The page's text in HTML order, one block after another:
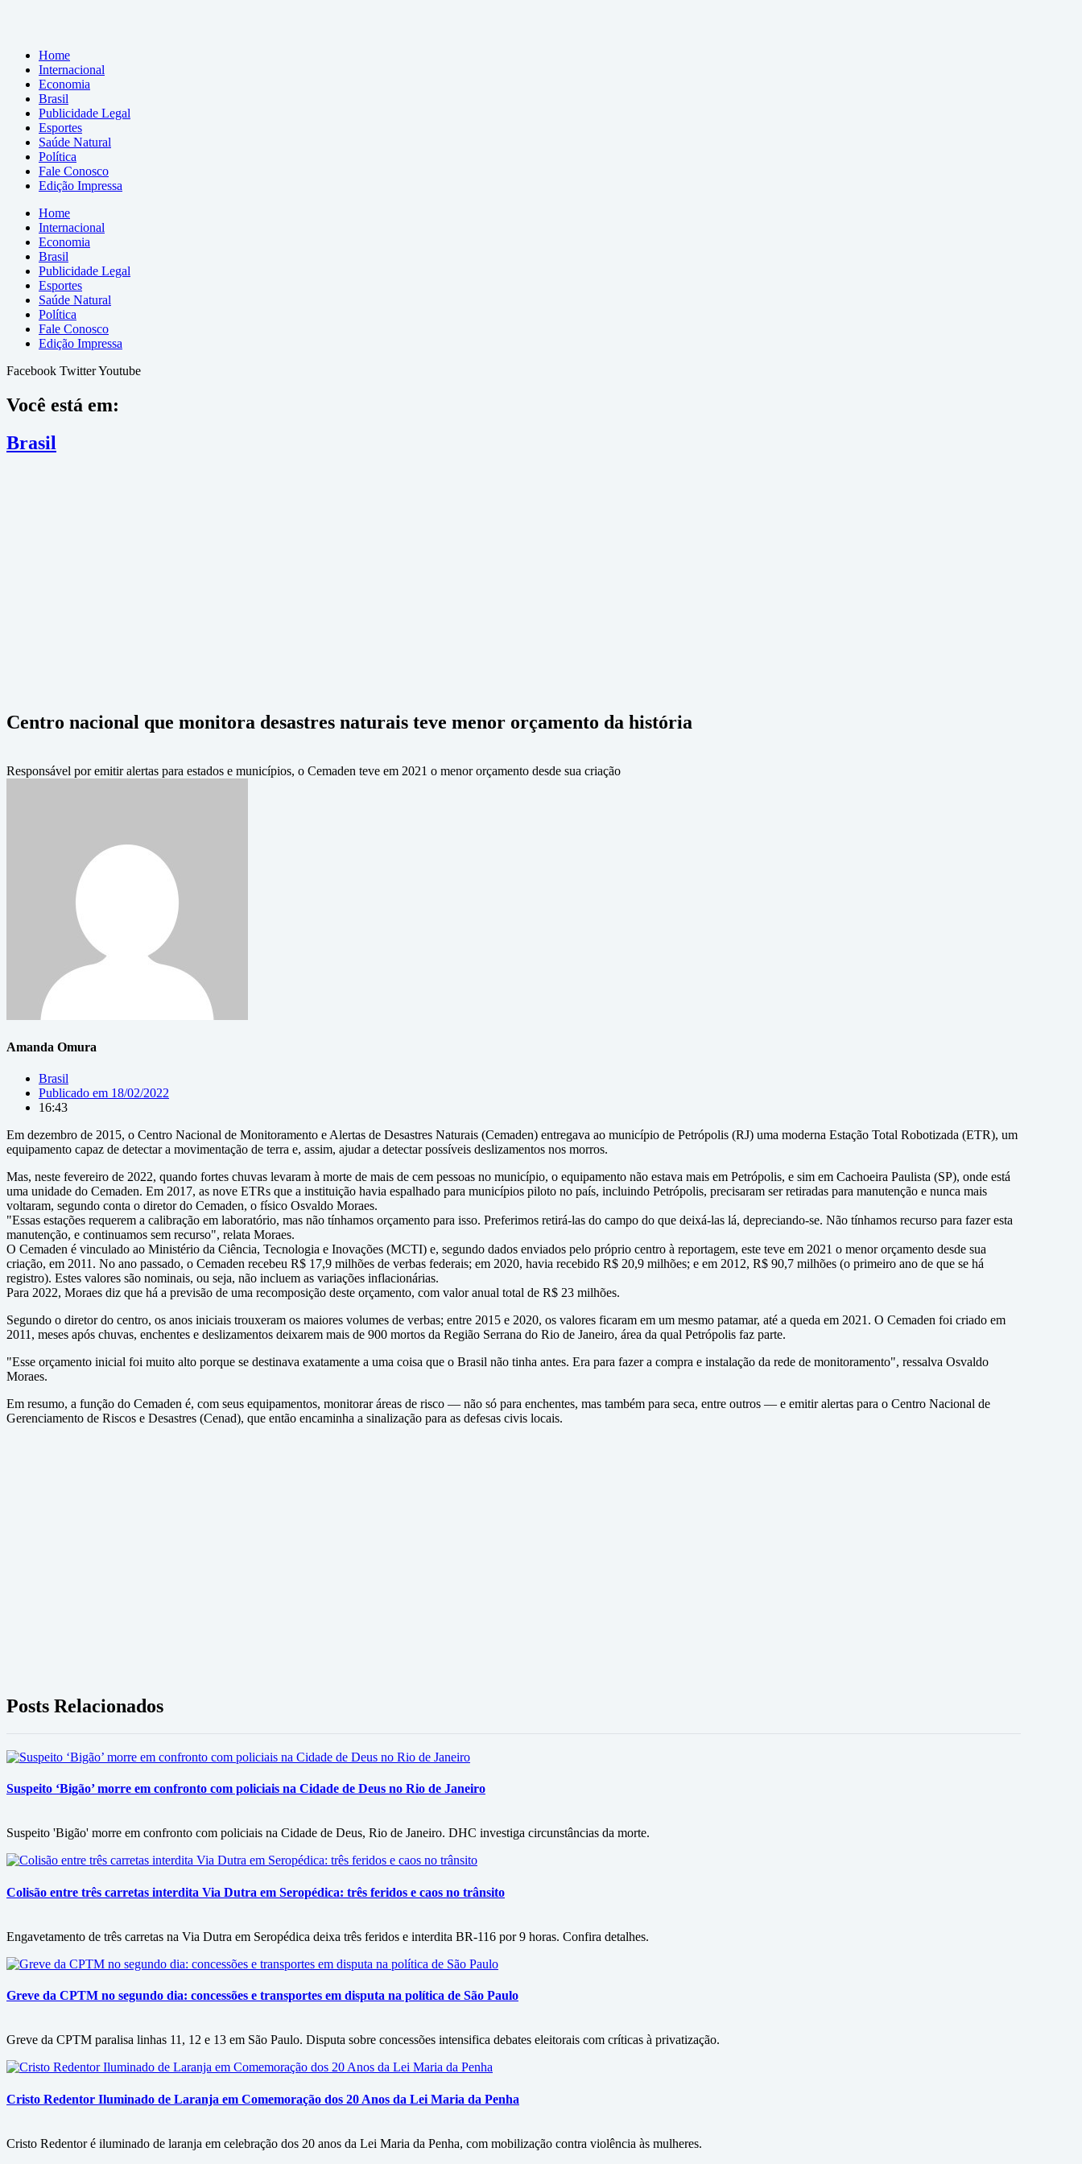
Home
Internacional
Economia
Brasil
Publicidade Legal
Esportes
Saúde Natural
Política
Fale Conosco
Edição Impressa
Home
Internacional
Economia
Brasil
Publicidade Legal
Esportes
Saúde Natural
Política
Fale Conosco
Edição Impressa
Facebook TwitterYoutube
Você está em:
Brasil
Centro nacional que monitora desastres naturais teve menor orçamento da história
Responsável por emitir alertas para estados e municípios, o Cemaden teve em 2021 o menor orçamento desde sua criação
Amanda Omura
Brasil
Publicado em 18/02/2022
16:43
Em dezembro de 2015, o Centro Nacional de Monitoramento e Alertas de Desastres Naturais (Cemaden) entregava ao município de Petrópolis (RJ) uma moderna Estação Total Robotizada (ETR), um
equipamento capaz de detectar a movimentação de terra e, assim, ajudar a detectar possíveis deslizamentos nos morros.
Mas, neste fevereiro de 2022, quando fortes chuvas levaram à morte de mais de cem pessoas no município, o equipamento não estava mais em Petrópolis, e sim em Cachoeira Paulista (SP), onde está
uma unidade do Cemaden. Em 2017, as nove ETRs que a instituição havia espalhado para municípios piloto no país, incluindo Petrópolis, precisaram ser retiradas para manutenção e nunca mais
voltaram, segundo conta o diretor do Cemaden, o físico Osvaldo Moraes.
"Essas estações requerem a calibração em laboratório, mas não tínhamos orçamento para isso. Preferimos retirá-las do campo do que deixá-las lá, depreciando-se. Não tínhamos recurso para fazer esta
manutenção, e continuamos sem recurso", relata Moraes.
O Cemaden é vinculado ao Ministério da Ciência, Tecnologia e Inovações (MCTI) e, segundo dados enviados pelo próprio centro à reportagem, este teve em 2021 o menor orçamento desde sua
criação, em 2011. No ano passado, o Cemaden recebeu R$ 17,9 milhões de verbas federais; em 2020, havia recebido R$ 20,9 milhões; e em 2012, R$ 90,7 milhões (o primeiro ano de que se há
registro). Estes valores são nominais, ou seja, não incluem as variações inflacionárias.
Para 2022, Moraes diz que há a previsão de uma recomposição deste orçamento, com valor anual total de R$ 23 milhões.
Segundo o diretor do centro, os anos iniciais trouxeram os maiores volumes de verbas; entre 2015 e 2020, os valores ficaram em um mesmo patamar, até a queda em 2021. O Cemaden foi criado em
2011, meses após chuvas, enchentes e deslizamentos deixarem mais de 900 mortos da Região Serrana do Rio de Janeiro, área da qual Petrópolis faz parte.
"Esse orçamento inicial foi muito alto porque se destinava exatamente a uma coisa que o Brasil não tinha antes. Era para fazer a compra e instalação da rede de monitoramento", ressalva Osvaldo
Moraes.
Em resumo, a função do Cemaden é, com seus equipamentos, monitorar áreas de risco — não só para enchentes, mas também para seca, entre outros — e emitir alertas para o Centro Nacional de
Gerenciamento de Riscos e Desastres (Cenad), que então encaminha a sinalização para as defesas civis locais.
Posts Relacionados
Suspeito ‘Bigão’ morre em confronto com policiais na Cidade de Deus no Rio de Janeiro
Suspeito 'Bigão' morre em confronto com policiais na Cidade de Deus, Rio de Janeiro. DHC investiga circunstâncias da morte.
Colisão entre três carretas interdita Via Dutra em Seropédica: três feridos e caos no trânsito
Engavetamento de três carretas na Via Dutra em Seropédica deixa três feridos e interdita BR-116 por 9 horas. Confira detalhes.
Greve da CPTM no segundo dia: concessões e transportes em disputa na política de São Paulo
Greve da CPTM paralisa linhas 11, 12 e 13 em São Paulo. Disputa sobre concessões intensifica debates eleitorais com críticas à privatização.
Cristo Redentor Iluminado de Laranja em Comemoração dos 20 Anos da Lei Maria da Penha
Cristo Redentor é iluminado de laranja em celebração dos 20 anos da Lei Maria da Penha, com mobilização contra violência às mulheres.